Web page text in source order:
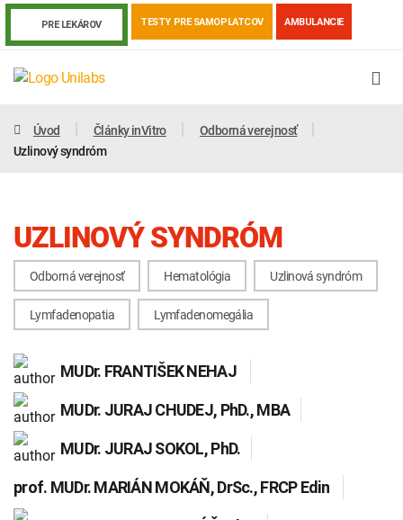
PRE LEKÁROV TESTY PRE SAMOPLATCOV AMBULANCIE
Výsledky vyšetrení Kortizol Odberová príručka
INTOLERANCIA POTRAVÍN Lymská borelióza
Human papillomavirus (HPV)
Úvod Články inVitro
Odborná verejnosť
Uzlinový syndróm
UZLINOVÝ SYNDRÓM
Odborná verejnosť Hematológia Uzlinová syndróm
Lymfadenopatia Lymfadenomegália
MUDr. FRANTIŠEK NEHAJ
MUDr. JURAJ CHUDEJ, PhD., MBA
MUDr. JURAJ SOKOL, PhD.
prof. MUDr.MARIÁN MOKÁŇ, DrSc., FRCP Edin